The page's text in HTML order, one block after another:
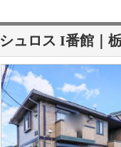
シュロス I番館｜